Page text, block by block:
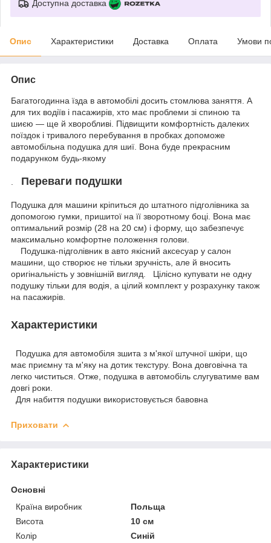
Доступна доставка
Опис Характеристики Доставка Оплата Умови
Опис
Багатогодинна їзда в автомобілі досить стомлюва заняття. А
для тих водіїв і пасажирів, хто має проблеми зі спиною та
шиєю — ще й хворобливі. Підвищити комфортність далеких
поїздок і тривалого перебування в пробках допоможе
автомобільна подушка для шиї. Вона буде прекрасним
подарунком будь-якому
Переваги подушки
Подушка для машини кріпиться до штатного підголівника за
допомогою гумки, пришитої на її зворотному боці. Вона має
оптимальний розмір (28 на 20 см) і форму, що забезпечує
максимально комфортне положення голови.
Подушка-підголівник в авто якісний аксесуар у салон
машини, що створює не тільки зручність, але й вносить
оригінальність у зовнішній вигляд. Цілісно купувати не одну
подушку тільки для водія, а цілий комплект у розрахунку також
на пасажирів.
Характеристики
Подушка для автомобіля зшита з м'якої штучної шкіри, що
має приємну та м'яку на дотик текстуру. Вона довговічна та
легко чиститься. Отже, подушка в автомобіль слугуватиме вам
довгі роки.
Для набиття подушки використовується бавовна
Приховати
Характеристики
Основні
Країна виробник
Польща
Висота
10 см
Колір
Синій